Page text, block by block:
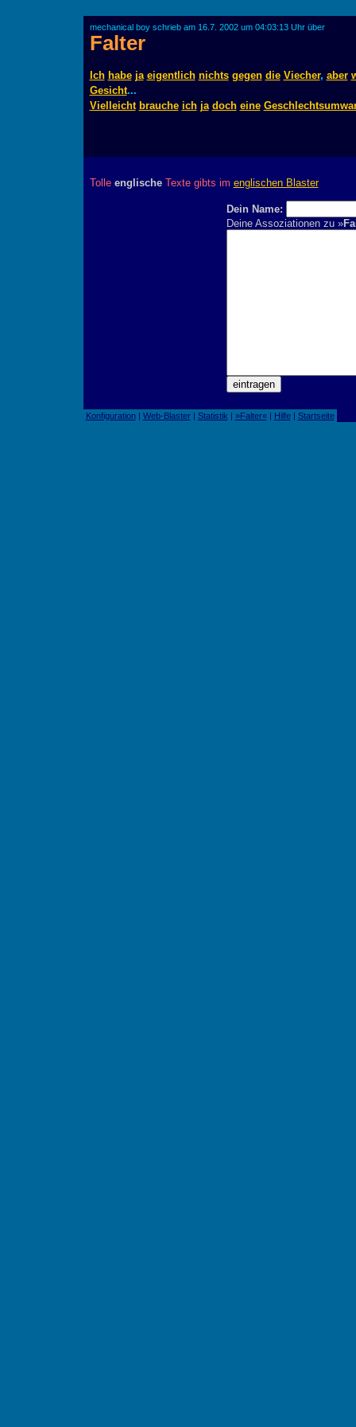
mechanical boy schrieb am 16.7. 2002 um 04:03:13 Uhr über
Falter
Ich habe ja eigentlich nichts gegen die Viecher, aber
Gesicht...
Vielleicht brauche ich ja doch eine
Tolle englischeTexte gibts im englischen Blaster
Dein Name:
Deine Assoziationen zu »
Konfiguration| Web-Blaster| Statistik | »Falter«| Hilfe| Startseite